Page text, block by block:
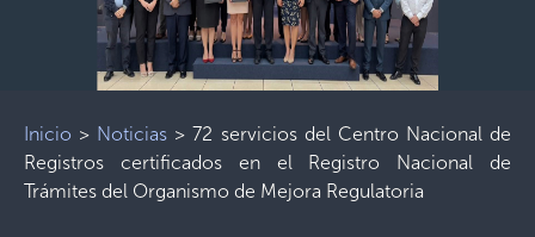
Inicio > Noticias >72 servicios del Centro Nacional de
Registros certificados en el Registro Nacional de
Trámites del Organismo de Mejora Regulatoria